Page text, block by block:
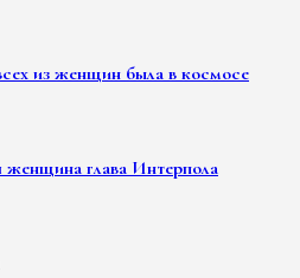
из женщин была в космосе
глава Интерпола